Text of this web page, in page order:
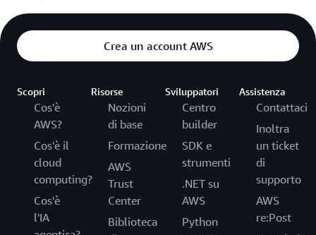
Crea un account AWS
Scopri
Cos'è
AWS?
Cos'è il
cloud
computing?
Cos'è
l'IA
Risorse
Nozioni
di base
Formazione
AWS
Trust
Center
Biblioteca
Sviluppatori
Centro
builder
SDK e
strumenti
.NET su
AWS
Python
Assistenza
Contattaci
Inoltra
un ticket
di
supporto
AWS
re:Post